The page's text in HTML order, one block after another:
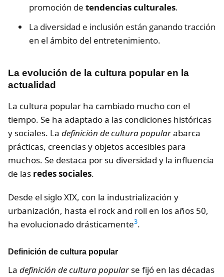
promoción de tendencias culturales.
La diversidad e inclusión están ganando tracción
en el ámbito del entretenimiento.
La evolución de la cultura popular en la
actualidad
La cultura popular ha cambiado mucho con el
tiempo. Se ha adaptado a las condiciones históricas
y sociales. La definición de cultura popularabarca
prácticas, creencias y objetos accesibles para
muchos. Se destaca por su diversidad y la influencia
de las redes sociales.
Desde el siglo XIX, con la industrialización y
urbanización, hasta el rock and roll en los años 50,
ha evolucionado drásticamente3.
Definición de cultura popular
La definición de cultura popularse fijó en las décadas